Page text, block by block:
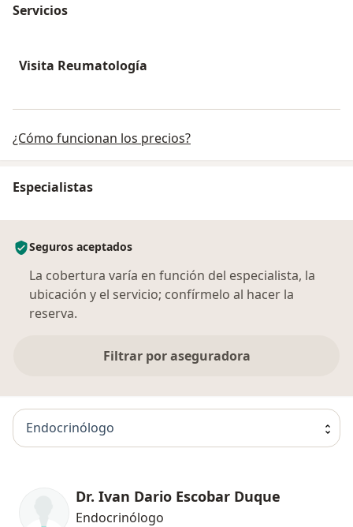
Servicios
Visita Reumatología
¿Cómo funcionan los precios?
Especialistas
Seguros aceptados
La cobertura varía en función del especialista, la
ubicación y el servicio; confírmelo al hacer la
reserva.
Filtrar por aseguradora
Endocrinólogo
Dr. Ivan Dario Escobar Duque
Endocrinólogo